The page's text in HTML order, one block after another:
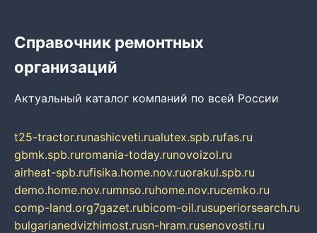
Справочник ремонтных
организаций
Актуальный каталог компаний по всей России
t25-tractor.runashicveti.rualutex.spb.rufas.ru
gbmk.spb.ruromania-today.runovoizol.ru
airheat-spb.rufisika.home.nov.ruorakul.spb.ru
demo.home.nov.rumnso.ruhome.nov.rucemko.ru
comp-land.org7gazet.rubicom-oil.rusuperiorsearch.ru
bulgarianedvizhimost.rusn-hram.rusenovosti.ru